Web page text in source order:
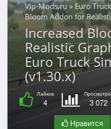
Vip-Mods.ru» Euro
Bloom Addon for
Increased
Realistic
Euro Truck
(v1.30.x)
Лайков
4 3 072
Нравится